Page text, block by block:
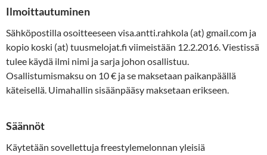
Ilmoittautuminen
Sähköpostilla osoitteeseen visa.antti.rahkola (at) gmail.com ja
kopio koski (at) tuusmelojat.fi viimeistään 12.2.2016. Viestissä
tulee käydä ilmi nimi ja sarja johon osallistuu.
Osallistumismaksu on 10 € ja se maksetaan paikanpäällä
käteisellä. Uimahallin sisäänpääsy maksetaan erikseen.
Säännöt
Käytetään sovellettuja freestylemelonnan yleisiä